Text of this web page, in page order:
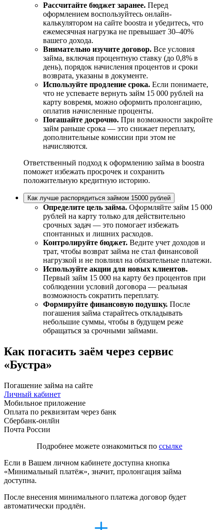
Рассчитайте бюджет заранее. Перед
оформлением воспользуйтесь онлайн-
калькулятором на сайте boostra и убедитесь, что
ежемесячная нагрузка не превышает 30–40%
вашего дохода.
Внимательно изучите договор. Все условия
займа, включая процентную ставку (до 0,8% в
день), порядок начисления процентов и сроки
возврата, указаны в документе.
Используйте продление срока. Если понимаете,
что не успеваете вернуть займ 15 000 рублей на
карту вовремя, можно оформить пролонгацию,
оплатив начисленные проценты.
Погашайте досрочно. При возможности закройте
займ раньше срока — это снижает переплату,
дополнительные комиссии при этом не
начисляются.
Ответственный подход к оформлению займа в boostra
поможет избежать просрочек и сохранить
положительную кредитную историю.
Как лучше распорядиться займом 15000 рублей
Определите цель займа. Оформляйте займ 15 000
рублей на карту только для действительно
срочных задач — это помогает избежать
спонтанных и лишних расходов.
Контролируйте бюджет. Ведите учет доходов и
трат, чтобы возврат займа не стал финансовой
нагрузкой и не повлиял на обязательные платежи.
Используйте акции для новых клиентов.
Первый займ 15 000 на карту без процентов при
соблюдении условий договора — реальная
возможность сократить переплату.
Формируйте финансовую подушку. После
погашения займа старайтесь откладывать
небольшие суммы, чтобы в будущем реже
обращаться за срочными займами.
Как погасить заём через сервис
«Бустра»
Погашение займа на сайте
Личный кабинет
Мобильное приложение
Оплата по реквизитам через банк
Сбербанк-онлйн
Почта России
Подробнее можете ознакомиться по ссылке
Если в Вашем личном кабинете доступна кнопка
«Минимальный платёж», значит, пролонгация займа
доступна.
После внесения минимального платежа договор будет
автоматически продлён.